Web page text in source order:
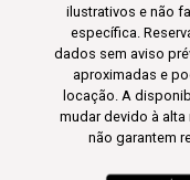
ilustrativos e não
específica.
dados sem aviso
aproximadas e
locação. A
mudar devido à
não garantem